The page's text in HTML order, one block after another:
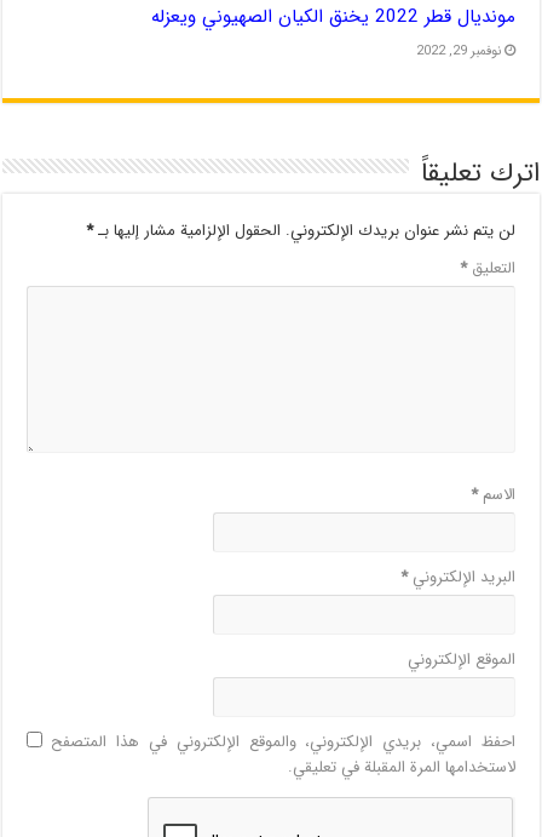
مونديال قطر 2022 يخنق الكيان الصهيوني ويعزله
نوفمبر 29, 2022
اترك تعليقاً
لن يتم نشر عنوان بريدك الإلكتروني. الحقول الإلزامية مشار إليها بـ*
التعليق*
الاسم*
البريد الإلكتروني*
الموقع الإلكتروني
احفظ اسمي، بريدي الإلكتروني، والموقع الإلكتروني في هذا المتصفح
لاستخدامها المرة المقبلة في تعليقي.